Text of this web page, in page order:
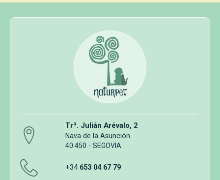
Trª. Julián Arévalo, 2
Nava de la Asunción
40.450 - SEGOVIA
+34 653 04 67 79